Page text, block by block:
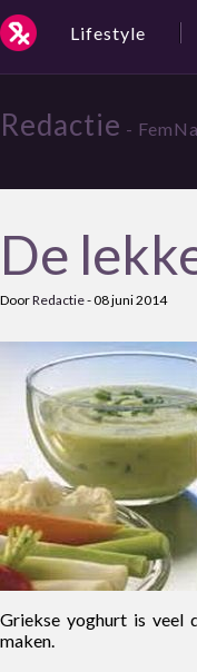
Lifestyle
Redactie -
De
DoorRedactie-08 juni 2014
Griekse yoghurt is veel
maken.